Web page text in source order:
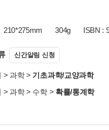
210*275mm 304g ISBN :
신간알림 신청
> 과학> 기초과학/교양과학
> 과학> 수학> 확률/통계학